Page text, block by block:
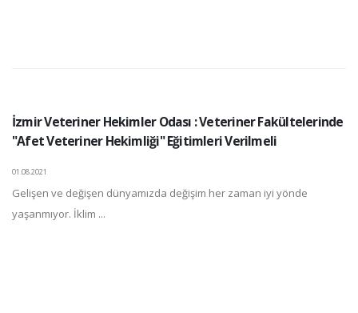
İzmir Veteriner Hekimler Odası : Veteriner Fakültelerinde
"Afet Veteriner Hekimliği" Eğitimleri Verilmeli
01.08.2021
Gelişen ve değişen dünyamızda değişim her zaman iyi yönde
yaşanmıyor. İklim ...